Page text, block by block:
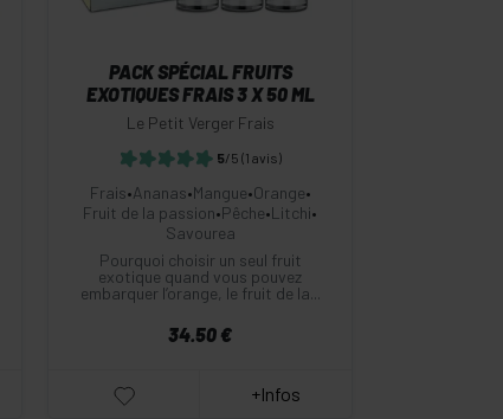
PACK SPÉCIAL FRUITS
EXOTIQUES FRAIS 3 X 50 ML
Le Petit Verger Frais
5/5 (1 avis)
Frais•Ananas•Mangue•Orange•
Fruit de la passion•Pêche•Litchi•
Savourea
Pourquoi choisir un seul fruit
exotique quand vous pouvez
embarquer l’orange, le fruit de la...
34.50 €
+Infos